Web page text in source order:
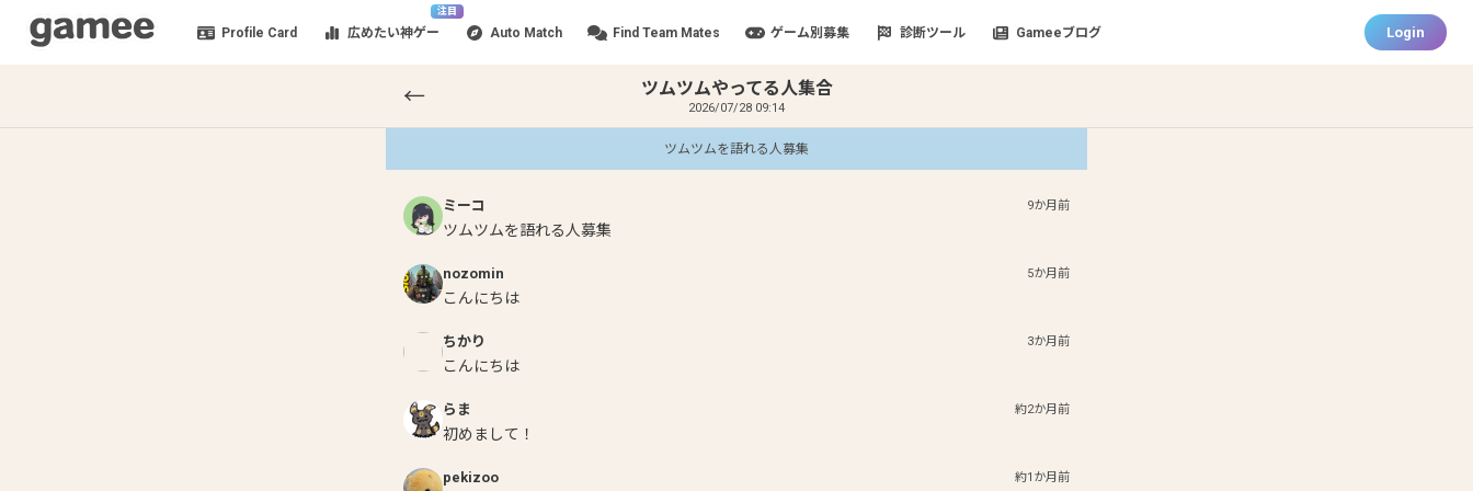
Profile Card
注目
広めたい神ゲー Auto Match Find Team Mates ゲーム別募集 診断ツール Gameeブログ Login
← ツムツムやってる人集合
2026/07/28 09:14
ツムツムを語れる人募集
ミーコ 9か月前
ツムツムを語れる人募集
nozomin 5か月前
こんにちは
ちかり 3か月前
こんにちは
らま 約2か月前
初めまして！
pekizoo 約1か月前